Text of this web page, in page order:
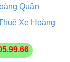
Quân
Xe Hoàng